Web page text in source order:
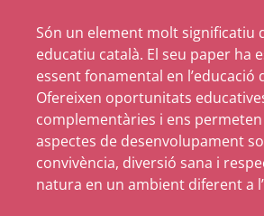
Són un element molt significatiu
educatiu català. El seu paper ha
essent fonamental en l’educació
Ofereixen oportunitats
complementàries i ens
aspectes de desenvolupament
convivència, diversió sana i
natura en un ambient diferent a